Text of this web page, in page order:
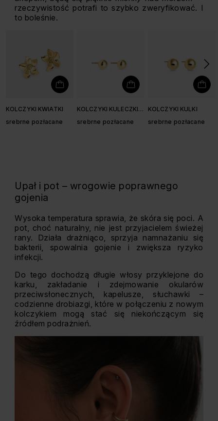
rzeczywistość potrafi to szybko zweryfikować. I
to boleśnie.
KOLCZYKI KWIATKI
srebrne pozłacane
KOLCZYKI KULECZKI
srebrne pozłacane
KOLCZYKI KULKI
srebrne pozłacane
Upał i pot – wrogowie poprawnego
gojenia
Wysoka temperatura sprawia, że skóra się poci. A
pot, choć naturalny, nie jest przyjacielem świeżej
rany. Działa drażniąco, sprzyja namnażaniu się
bakterii, spowalnia gojenie i zwiększa ryzyko
infekcji.
Do tego dochodzą długie włosy przyklejone do
karku, zakładanie i zdejmowanie okularów
przeciwsłonecznych, kapelusze, słuchawki –
codzienne drobiazgi, które w połączeniu z nowym
kolczykiem mogą stać się niekończącym się
źródłem podrażnień.